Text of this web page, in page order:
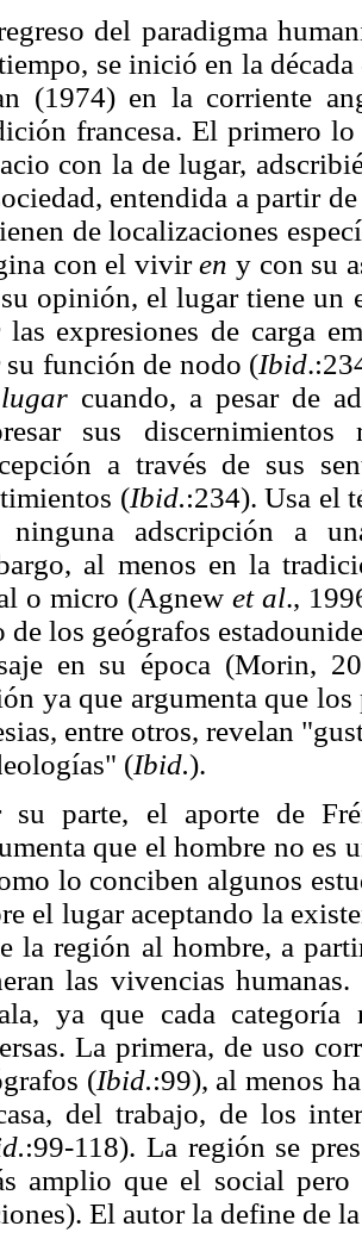
del paradigma
se inició en la
(1974) en la corriente
francesa. El primero
con la de lugar,
entendida a partir
de localizaciones
con el viviren y con su
opinión, el lugar tiene un
las expresiones de carga
su función de nodo (Ibid
cuando, a pesar de
sus
a través de sus
(Ibid.:234). Usa el
ninguna adscripción a
al menos en la
o micro (Agnew et al.,
de los geógrafos
en su época (Morin,
ya que argumenta que los
entre otros, revelan
(Ibid.).
su parte, el aporte de
que el hombre no es
lo conciben algunos
el lugar aceptando la
la región al hombre, a
las vivencias
ya que cada categoría
La primera, de uso
(Ibid.:99), al menos
del trabajo, de los
:99-118). La región se
amplio que el social
El autor la define de